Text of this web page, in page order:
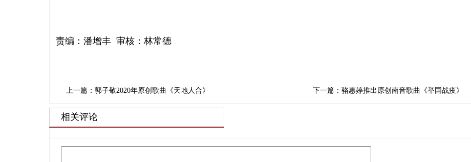
责编：潘增丰 审核：林常德
上一篇：郭子敬2020年原创歌曲《天地人合》 下一篇：骆惠婷推出原创南音歌曲《举国战疫》
相关评论